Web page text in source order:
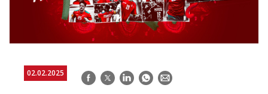
02.02.2025 Facebook
TwitterLinkedInWhatsApp
E-